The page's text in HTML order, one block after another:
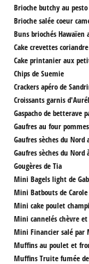
Brioche butchy au
Brioche salée coeur
Buns briochés Hawaïen
Cake crevettes
Cake printanier aux
Chips de Suemie
Crackers apéro de
Croissants garnis
Gaspacho de betterave
Gaufres au four
Gaufres sèches du
Gaufres sèches du
Gougères de Tia
Mini Bagels light de
Mini Batbouts de Carole
Mini cake poulet
Mini cannelés chèvre
Mini Financier salé par
Muffins au poulet et
Muffins Truite fumée